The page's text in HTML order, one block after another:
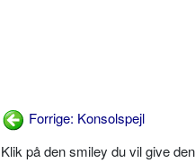
Forrige: Konsolspejl
Klik på den smiley du vil give